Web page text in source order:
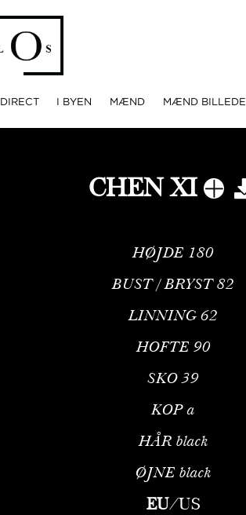
DIRECT I BYEN MÆND MÆND BILLEDE
CHEN XI
HØJDE 180
BUST / BRYST82
LINNING 62
HOFTE 90
SKO 39
KOP a
HÅR black
ØJNE black
EU/US